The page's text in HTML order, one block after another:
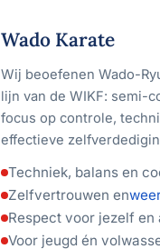
Wado Karate
Wij beoefenen Wado-
lijn van de WIKF: semi-
focus op controle,
effectieve
Techniek, balans en
Zelfvertrouwen en
Respect voor jezelf en
Voor jeugd én